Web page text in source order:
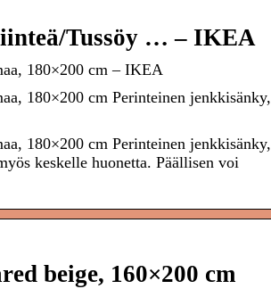
Tussöy … – IKEA
180×200 cm – IKEA
180×200 cm Perinteinen jenkkisänky,
180×200 cm Perinteinen jenkkisänky,
keskelle huonetta. Päällisen voi
beige, 160×200 cm